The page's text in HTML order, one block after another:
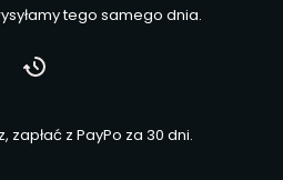
tego samego dnia.
z PayPo za 30 dni.